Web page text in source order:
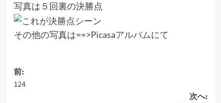
写真は５回裏の決勝点
その他の写真は==>Picasaアルバムにて
投
稿
前:
124
次へ: